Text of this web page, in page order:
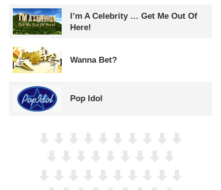
I’m A Celebrity … Get Me Out Of
Here!
Wanna Bet?
Pop Idol